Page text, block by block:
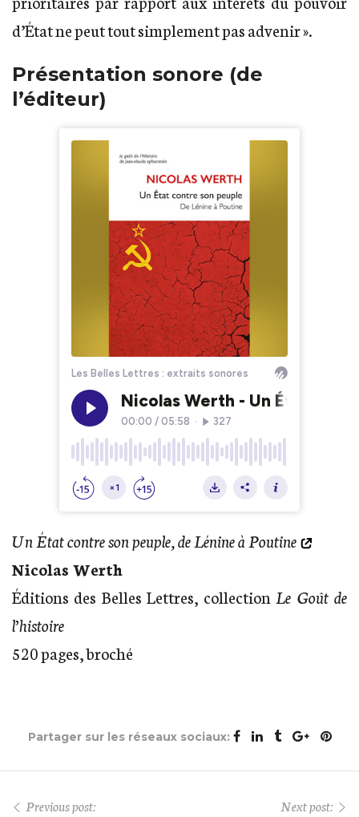
d’État ne peut tout simplement pas advenir ».
Présentation sonore (de
l’éditeur)
Un État contre son peuple, de Lénine à Poutine
Nicolas Werth
Éditions des Belles Lettres, collection Le Goût de
l’histoire
520 pages, broché
Partager sur les réseaux sociaux:
Previous post: Next post: